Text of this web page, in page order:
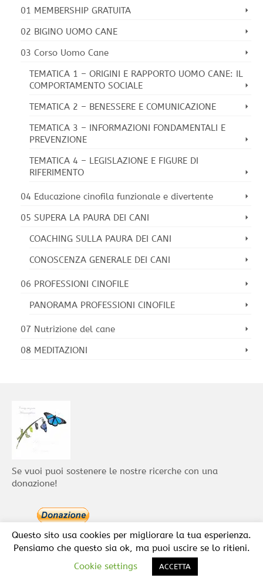
01 MEMBERSHIP GRATUITA
02 BIGINO UOMO CANE
03 Corso Uomo Cane
TEMATICA 1 – ORIGINI E RAPPORTO UOMO CANE: IL
COMPORTAMENTO SOCIALE
TEMATICA 2 – BENESSERE E COMUNICAZIONE
TEMATICA 3 – INFORMAZIONI FONDAMENTALI E
PREVENZIONE
TEMATICA 4 – LEGISLAZIONE E FIGURE DI
RIFERIMENTO
04 Educazione cinofila funzionale e divertente
05 SUPERA LA PAURA DEI CANI
COACHING SULLA PAURA DEI CANI
CONOSCENZA GENERALE DEI CANI
06 PROFESSIONI CINOFILE
PANORAMA PROFESSIONI CINOFILE
07 Nutrizione del cane
08 MEDITAZIONI
Se vuoi puoi sostenere le nostre ricerche con una
donazione!
© 2026 Studi e Corsi relazione Uomo Cane
Questo sito usa cookies per migliorare la tua esperienza.
Pensiamo che questo sia ok, ma puoi uscire se lo ritieni.
Cookie settings
ACCETTA